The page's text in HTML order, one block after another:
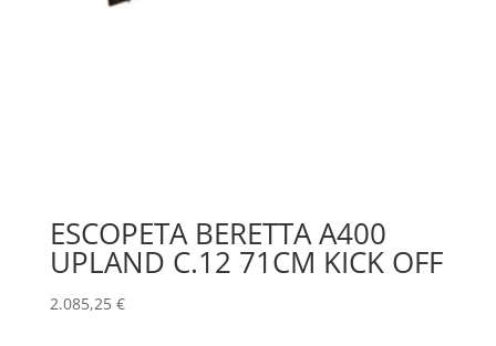
ESCOPETA BERETTA A400
UPLAND C.12 71CM KICK OFF
2.085,25 €